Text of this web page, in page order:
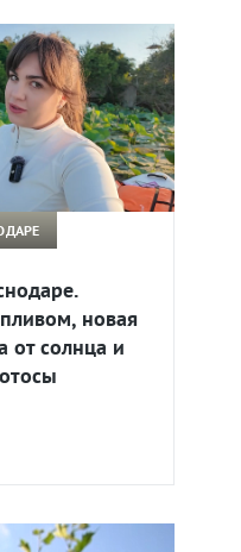
новая
от солнца и